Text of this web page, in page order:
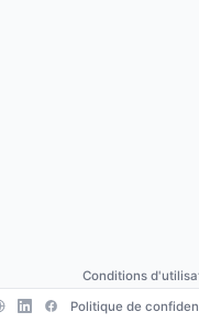
Conditions
Politique de